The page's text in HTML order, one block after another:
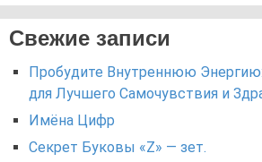
Свежие записи
Пробудите Внутреннюю
для Лучшего Самочувствия и
Имёна Цифр
Секрет Буковы «Z» — зет.